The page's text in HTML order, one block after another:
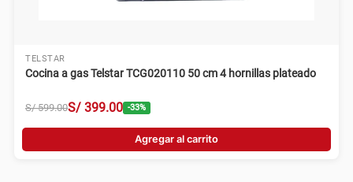
TELSTAR
Cocina a gas Telstar TCG020110 50 cm 4 hornillas plateado
S/ 599.00S/ 399.00 -33%
Agregar al carrito